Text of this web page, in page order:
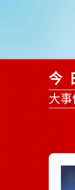
今
大事